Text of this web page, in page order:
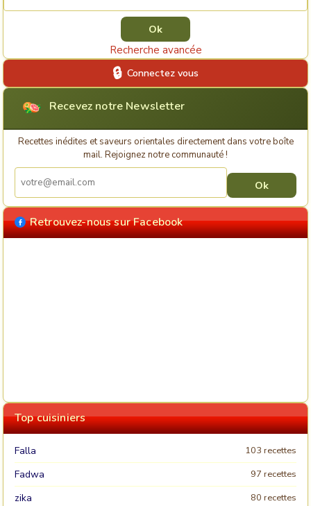
Recherche avancée
Connectez vous
Recevez notre Newsletter
Recettes inédites et saveurs orientales directement dans votre boîte
mail. Rejoignez notre communauté !
Retrouvez-nous sur Facebook
Top cuisiniers
Falla 103 recettes
Fadwa 97 recettes
zika 80 recettes